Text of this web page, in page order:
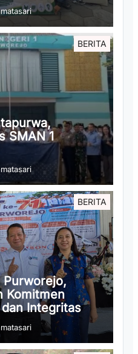
BERITA
SMAN 1
BERITA
Purworejo,
Komitmen
Integritas